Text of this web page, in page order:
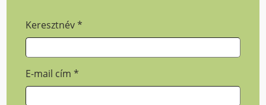
Keresztnév*
E-mail cím*